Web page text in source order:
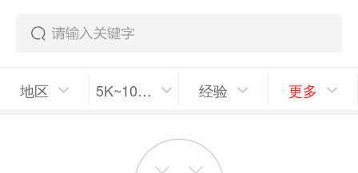
地区 5K~10K/月 经验 更多